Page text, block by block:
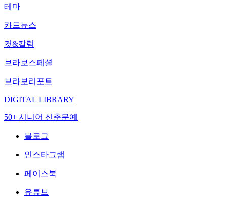
테마
카드뉴스
컷&칼럼
브라보스페셜
브라보리포트
DIGITAL LIBRARY
50+ 시니어 신춘문예
블로그
인스타그램
페이스북
유튜브